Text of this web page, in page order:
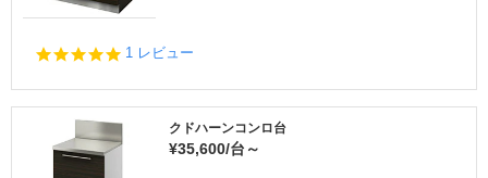
5.
s
t
a
r
1 レビュー
クドハーンコンロ台
¥35,600/台～